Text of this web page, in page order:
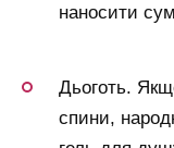
наносити
Дьоготь.
спини,